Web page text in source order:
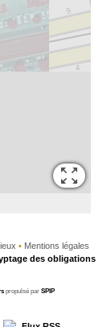
•Mentions légales
des obligations
propulsé par SPIP